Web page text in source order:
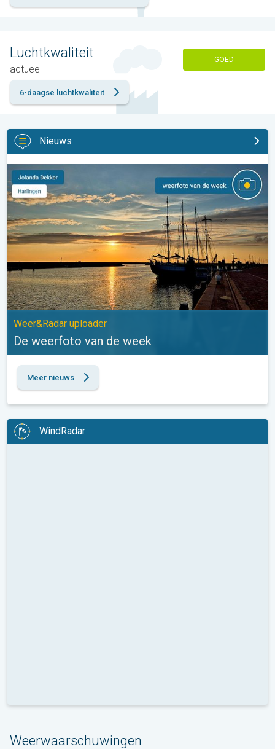
Luchtkwaliteit
actueel
GOED
6-daagse luchtkwaliteit
Nieuws
De weerfoto van de week. Weer&Radar uploader. . .
Weer&Radar uploader
De weerfoto van de week
Meer nieuws
WindRadar
Weerwaarschuwingen